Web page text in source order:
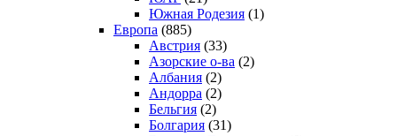
Южная Родезия (1)
Европа (885)
Австрия (33)
Азорские о-ва (2)
Албания (2)
Андорра (2)
Бельгия (2)
Болгария (31)